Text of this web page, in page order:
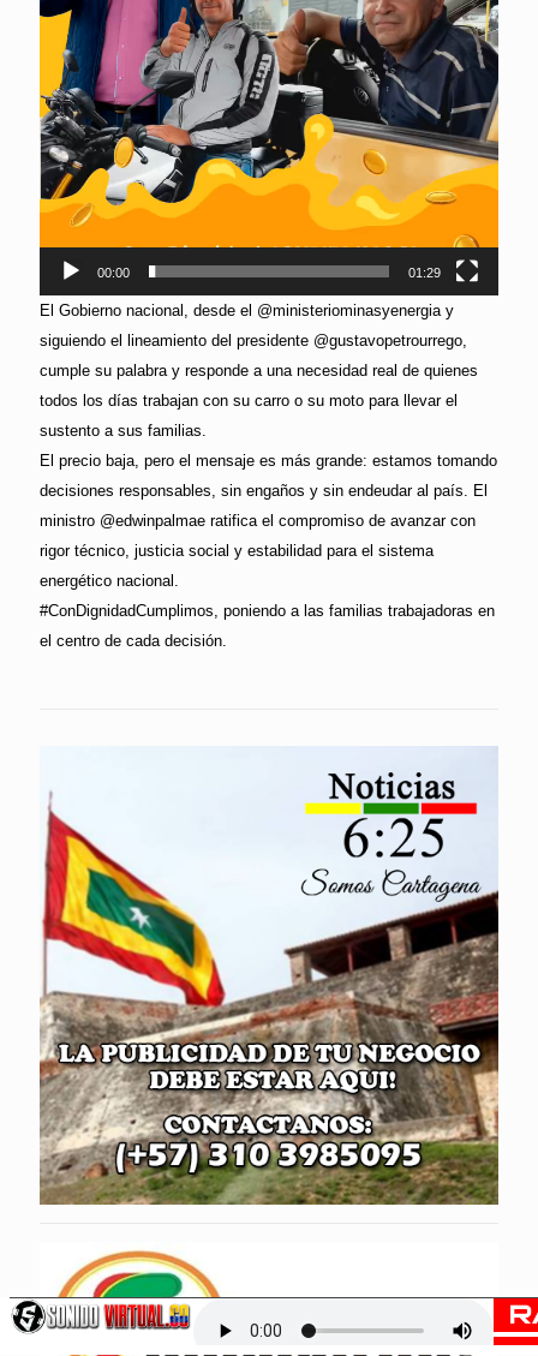
00:00 01:29
El Gobierno nacional, desde el @ministeriominasyenergia y
siguiendo el lineamiento del presidente @gustavopetrourrego,
cumple su palabra y responde a una necesidad real de quienes
todos los días trabajan con su carro o su moto para llevar el
sustento a sus familias.
El precio baja, pero el mensaje es más grande: estamos tomando
decisiones responsables, sin engaños y sin endeudar al país. El
ministro @edwinpalmae ratifica el compromiso de avanzar con
rigor técnico, justicia social y estabilidad para el sistema
energético nacional.
#ConDignidadCumplimos, poniendo a las familias trabajadoras en
el centro de cada decisión.